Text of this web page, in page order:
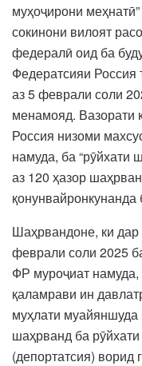
муҳоҷирони
сокинони вилоят
федералӣ оид ба
Федератсияи Россия
аз 5 феврали соли
менамояд. Вазорати
Россия низоми
намуда, ба “рӯйхати
аз 120 ҳазор
Шаҳрвандоне, ки дар
феврали соли 2025
ФР муроҷиат намуда,
қаламрави ин
муҳлати муайяншуда
шаҳрванд ба
(депортатсия) ворид